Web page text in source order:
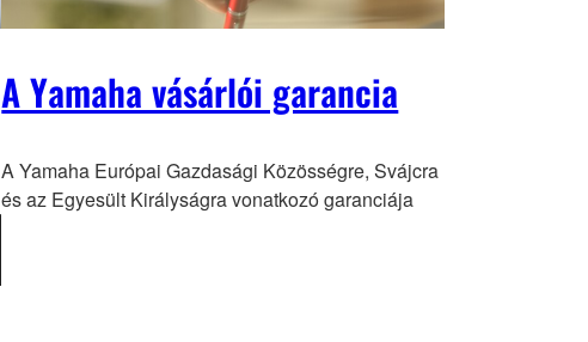
A Yamaha vásárlói garancia
A Yamaha Európai Gazdasági Közösségre, Svájcra
és az Egyesült Királyságra vonatkozó garanciája